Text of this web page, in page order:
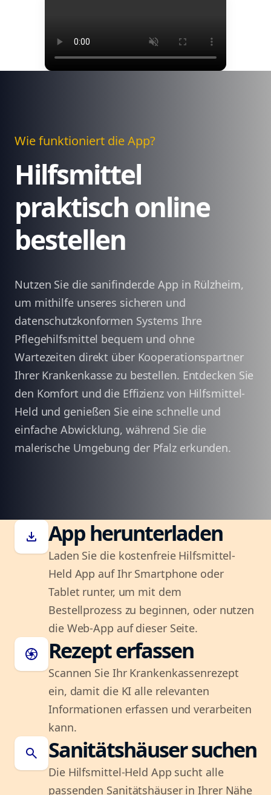
Wie funktioniert die App?
Hilfsmittel
praktisch online
bestellen
Nutzen Sie die sanifinder.de App in Rülzheim,
um mithilfe unseres sicheren und
datenschutzkonformen Systems Ihre
Pflegehilfsmittel bequem und ohne
Wartezeiten direkt über Kooperationspartner
Ihrer Krankenkasse zu bestellen. Entdecken Sie
den Komfort und die Effizienz von Hilfsmittel-
Held und genießen Sie eine schnelle und
einfache Abwicklung, während Sie die
malerische Umgebung der Pfalz erkunden.
download App herunterladen
Laden Sie die kostenfreie Hilfsmittel-
Held App auf Ihr Smartphone oder
Tablet runter, um mit dem
Bestellprozess zu beginnen, oder nutzen
die Web-App auf dieser Seite.
camera Rezept erfassen
Scannen Sie Ihr Krankenkassenrezept
ein, damit die KI alle relevanten
Informationen erfassen und verarbeiten
kann.
search Sanitätshäuser suchen
Die Hilfsmittel-Held App sucht alle
passenden Sanitätshäuser in Ihrer Nähe